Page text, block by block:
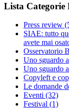
Lista Categorie
Press review
SIAE: tutto
avete mai
Osservatorio
Uno sguardo
Uno sguardo
Copyleft e
Le domande
Eventi (32)
Festival (1)